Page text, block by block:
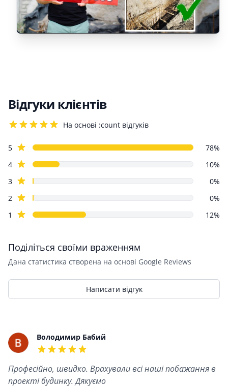
Відгуки клієнтів
На основі :count відгуків
Review data
5star reviews
78%
4star reviews
10%
3star reviews
0%
2 star reviews
0%
1
star reviews 12%
Поділіться своїми враженням
Дана статистика створена на основі Google Reviews
Написати відгук
Recent reviewsВолодимир Бабий
Професійно, швидко. Врахували всі наші побажання в
проекті будинку. Дякуємо